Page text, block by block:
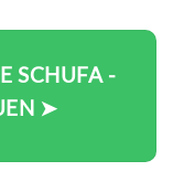
SCHUFA -
➤